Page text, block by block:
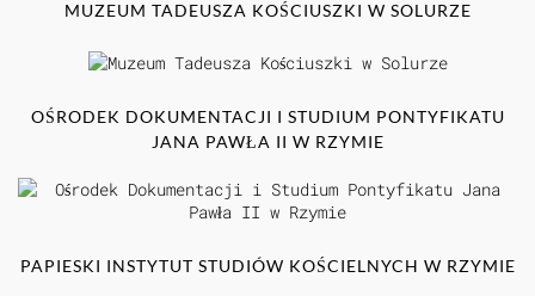
MUZEUM TADEUSZA KOŚCIUSZKI W SOLURZE
OŚRODEK DOKUMENTACJI I STUDIUM PONTYFIKATU
JANA PAWŁA II W RZYMIE
PAPIESKI INSTYTUT STUDIÓW KOŚCIELNYCH W RZYMIE